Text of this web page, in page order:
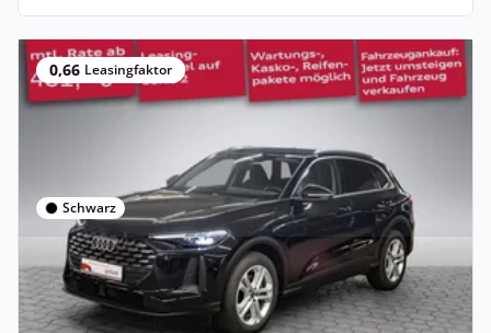
0,66 Leasingfaktor
Schwarz
Privat & Gewerbe
Audi Q5 SUV TFSI 150 kW S tronic